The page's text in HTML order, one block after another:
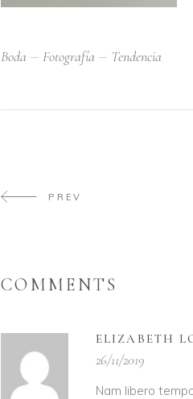
Boda Fotografía Tendencia
PREV
COMMENTS
ELIZABETH
26/11/2019
Nam libero